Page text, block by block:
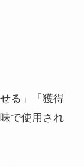
る」「獲得
で使用され